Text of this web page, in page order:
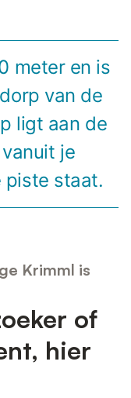
meter en is
van de
ligt aan de
je
piste staat.
Krimml is
of
hier